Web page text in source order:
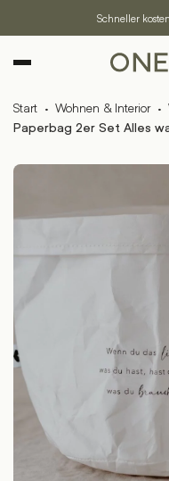
Schneller
Start · Wohnen & Interior ·
Paperbag 2er Set Alles